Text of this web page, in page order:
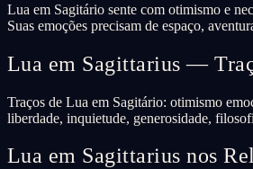
Lua em Sagitário sente com otimismo e
Suas emoções precisam de espaço,
Lua em Sagittarius —
Traços de Lua em Sagitário: otimismo
liberdade, inquietude, generosidade,
Lua em Sagittarius nos